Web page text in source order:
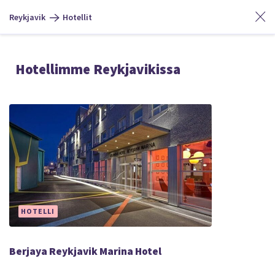
Reykjavik Hotellit
Hotellimme Reykjavikissa
HOTELLI
Berjaya Reykjavik Marina Hotel